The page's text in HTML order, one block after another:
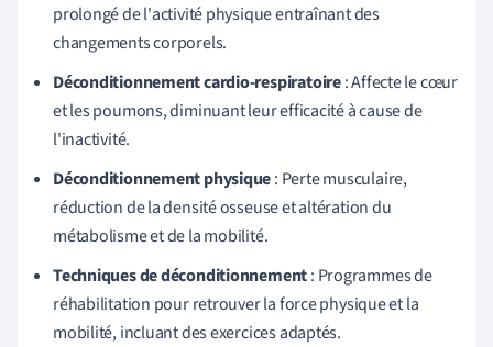
prolongé de l'activité physique entraînant des
changements corporels.
Déconditionnement cardio-respiratoire: Affecte le cœur
et les poumons, diminuant leur efficacité à cause de
l'inactivité.
Déconditionnement physique: Perte musculaire,
réduction de la densité osseuse et altération du
métabolisme et de la mobilité.
Techniques de déconditionnement: Programmes de
réhabilitation pour retrouver la force physique et la
mobilité, incluant des exercices adaptés.